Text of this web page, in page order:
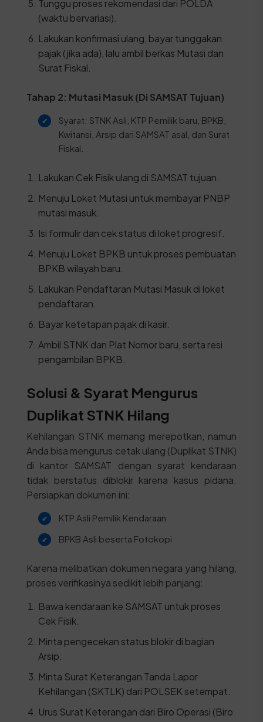
Tunggu proses rekomendasi dari POLDA
(waktu bervariasi).
Lakukan konfirmasi ulang, bayar tunggakan
pajak (jika ada), lalu ambil berkas Mutasi dan
Surat Fiskal.
Tahap 2: Mutasi Masuk (Di SAMSAT Tujuan)
Syarat: STNK Asli, KTP Pemilik baru, BPKB,
Kwitansi, Arsip dari SAMSAT asal, dan Surat
Fiskal.
Lakukan Cek Fisik ulang di SAMSAT tujuan.
Menuju Loket Mutasi untuk membayar PNBP
mutasi masuk.
Isi formulir dan cek status di loket progresif.
Menuju Loket BPKB untuk proses pembuatan
BPKB wilayah baru.
Lakukan Pendaftaran Mutasi Masuk di loket
pendaftaran.
Bayar ketetapan pajak di kasir.
Ambil STNK dan Plat Nomor baru, serta resi
pengambilan BPKB.
Solusi & Syarat Mengurus
Duplikat STNK Hilang
Kehilangan STNK memang merepotkan, namun
Anda bisa mengurus cetak ulang (Duplikat STNK)
di kantor SAMSAT dengan syarat kendaraan
tidak berstatus diblokir karena kasus pidana.
Persiapkan dokumen ini:
KTP Asli Pemilik Kendaraan
BPKB Asli beserta Fotokopi
Karena melibatkan dokumen negara yang hilang,
proses verifikasinya sedikit lebih panjang:
Bawa kendaraan ke SAMSAT untuk proses
Cek Fisik.
Minta pengecekan status blokir di bagian
Arsip.
Minta Surat Keterangan Tanda Lapor
Kehilangan (SKTLK) dari POLSEK setempat.
Urus Surat Keterangan dari Biro Operasi (Biro